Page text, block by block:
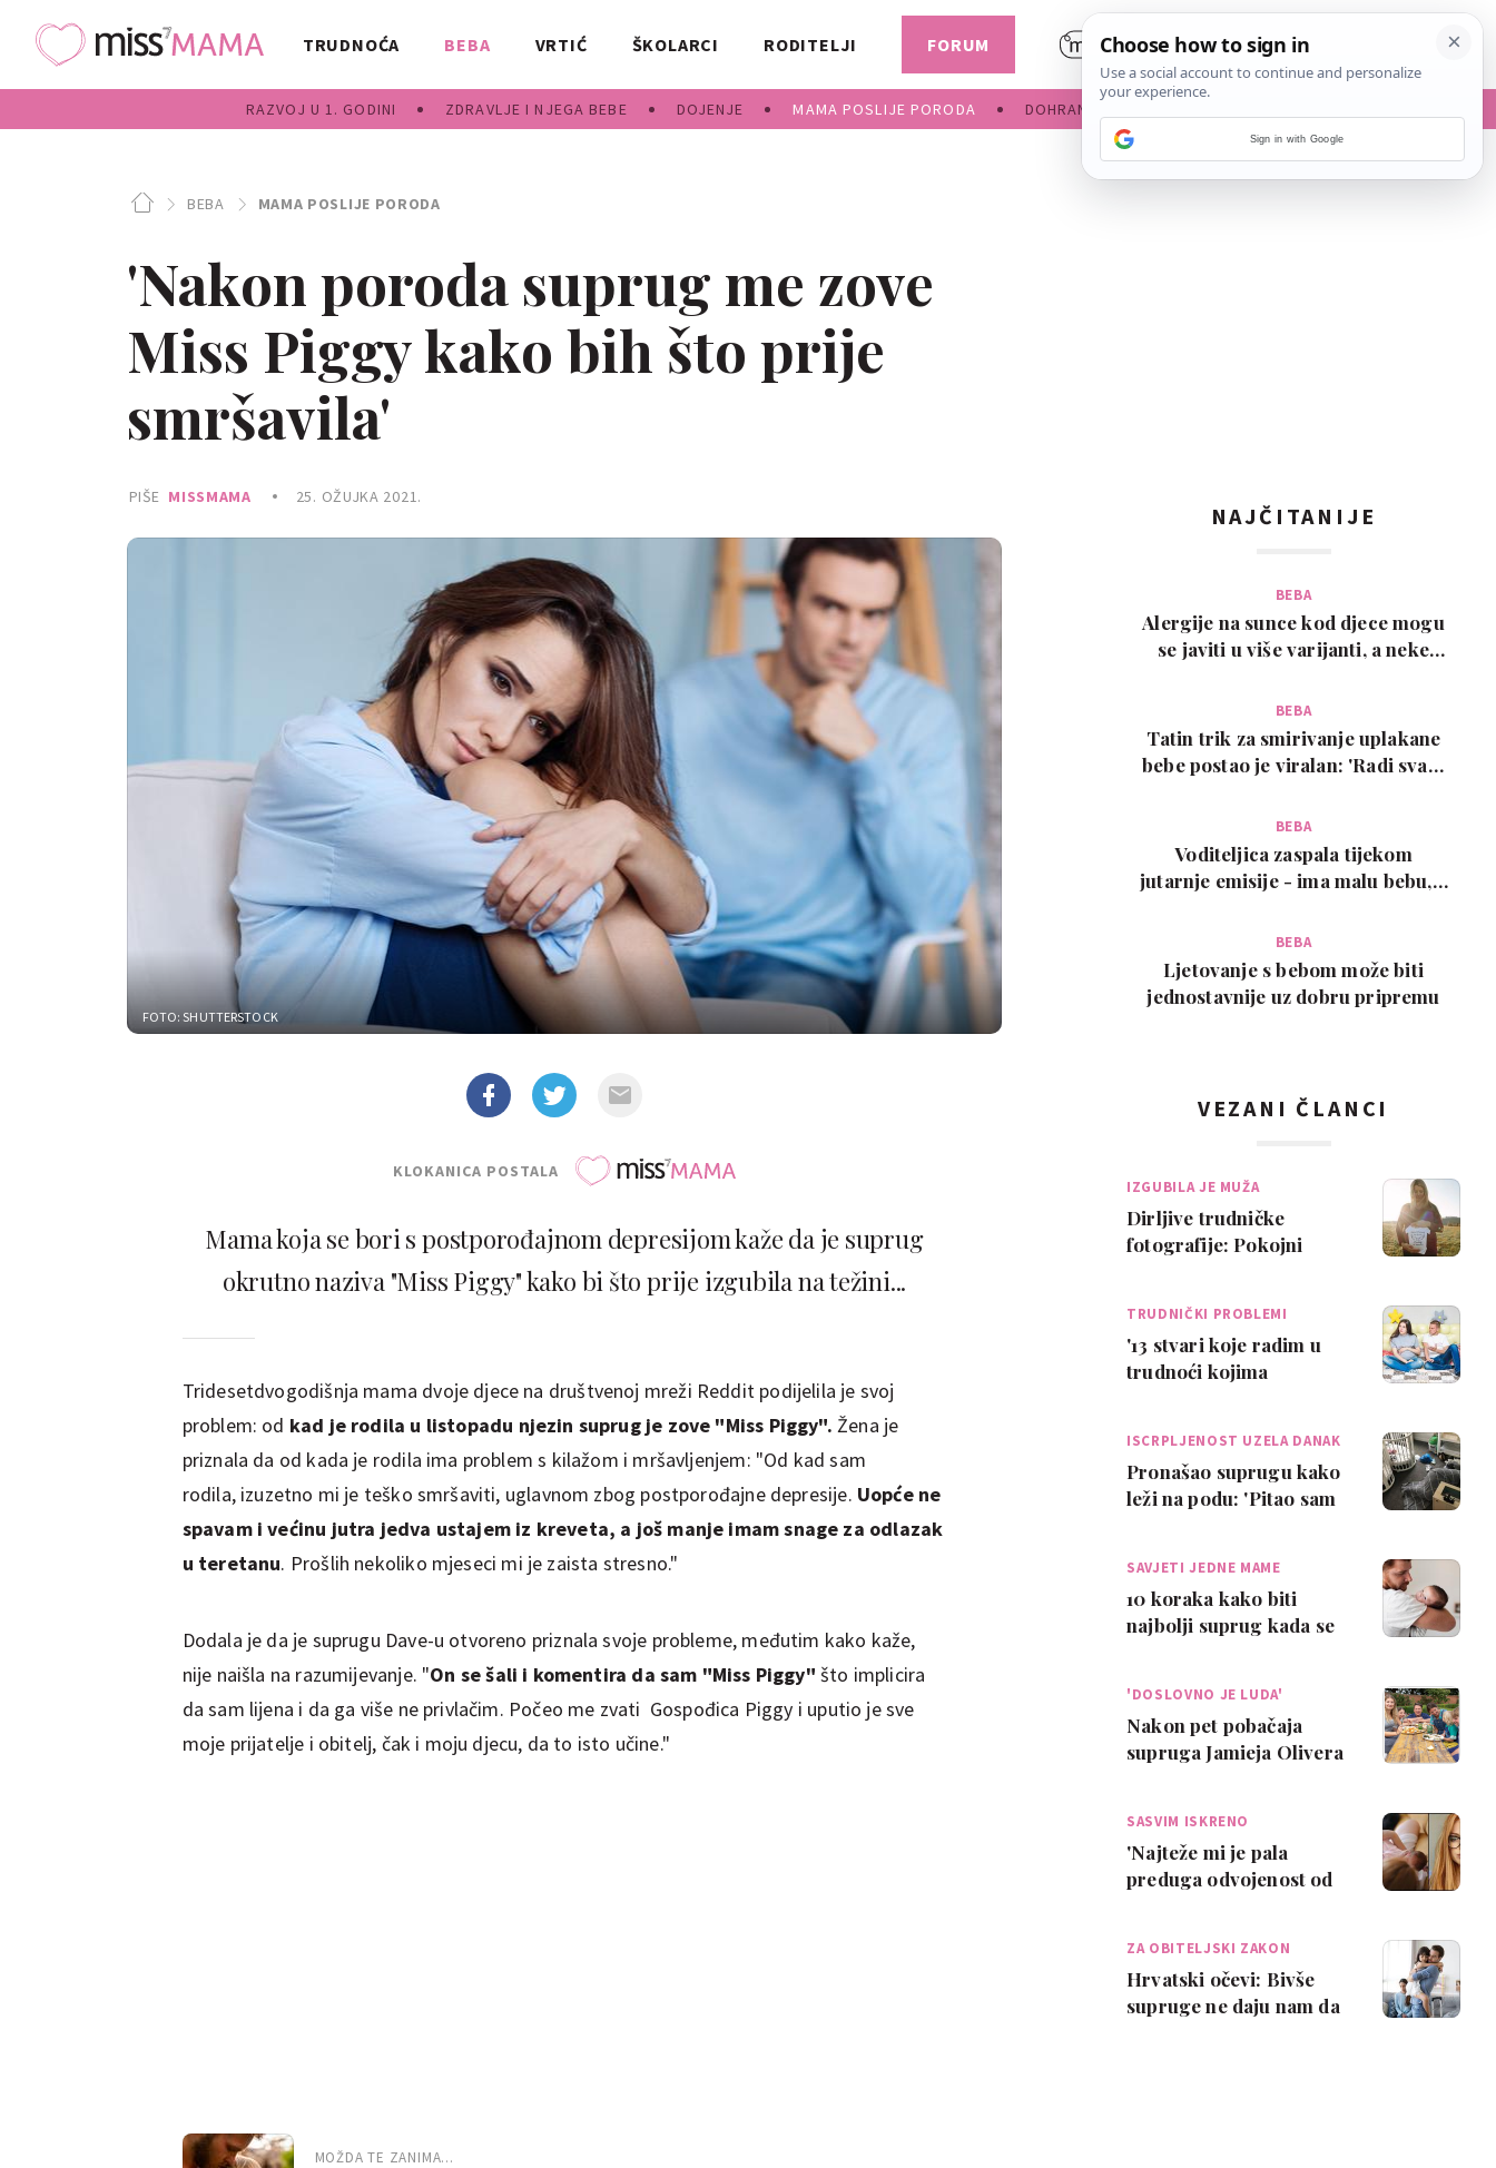
TRUDNOĆA BEBA
RAZVOJ U 1. GODINI ZDRAVLJE I NJEGA BEBE DOJENJE MAMA POSLIJE PORODA DOHRANA
VRTIĆ ŠKOLARCI RODITELJI FORUM
BEBA MAMA POSLIJE PORODA
'Nakon poroda suprug me zove
Miss Piggy kako bih što prije
smršavila'
PIŠE MISSMAMA 25. OŽUJKA 2021.
FOTO: SHUTTERSTOCK
KLOKANICA POSTALA
Mama koja se bori s postporođajnom depresijom kaže da je suprug
okrutno naziva "Miss Piggy" kako bi što prije izgubila na težini...
Tridesetdvogodišnja mama dvoje djece na društvenoj mreži Reddit podijelila je svoj
problem: od kad je rodila u listopadu njezin suprug je zove "Miss Piggy". Žena je
priznala da od kada je rodila ima problem s kilažom i mršavljenjem: "Od kad sam
rodila, izuzetno mi je teško smršaviti, uglavnom zbog postporođajne depresije. Uopće ne
spavam i većinu jutra jedva ustajem iz kreveta, a još manje imam snage za odlazak
u teretanu. Prošlih nekoliko mjeseci mi je zaista stresno."
Dodala je da je suprugu Dave-u otvoreno priznala svoje probleme, međutim kako kaže,
nije naišla na razumijevanje. "On se šali i komentira da sam "Miss Piggy" što implicira
da sam lijena i da ga više ne privlačim. Počeo me zvati Gospođica Piggy i uputio je sve
moje prijatelje i obitelj, čak i moju djecu, da to isto učine."
MOŽDA TE ZANIMA...
NAJČITANIJE
BEBA
Alergije na sunce kod djece mogu
se javiti u više varijanti, a neke
BEBA
Tatin trik za smirivanje uplakane
bebe postao je viralan: 'Radi svaki
BEBA
Voditeljica zaspala tijekom
jutarnje emisije - ima malu bebu, a
BEBA
Ljetovanje s bebom može biti
jednostavnije uz dobru pripremu
VEZANI ČLANCI
IZGUBILA JE MUŽA
Dirljive trudničke
fotografije: Pokojni
TRUDNIČKI PROBLEMI
'13 stvari koje radim u
trudnoći kojima
ISCRPLJENOST UZELA DANAK
Pronašao suprugu kako
leži na podu: 'Pitao sam
SAVJETI JEDNE MAME
10 koraka kako biti
najbolji suprug kada se
'DOSLOVNO JE LUDA'
Nakon pet pobačaja
supruga Jamieja Olivera
SASVIM ISKRENO
'Najteže mi je pala
preduga odvojenost od
ZA OBITELJSKI ZAKON
Hrvatski očevi: Bivše
supruge ne daju nam da
Sign in with Google